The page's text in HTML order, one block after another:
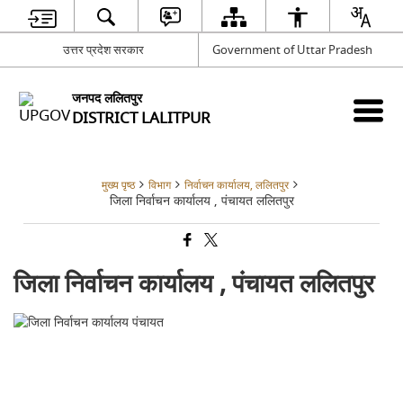
उत्तर प्रदेश सरकार Government of Uttar Pradesh
जनपद ललितपुर
DISTRICT LALITPUR
मुख्य पृष्ठ विभाग निर्वाचन कार्यालय, ललितपुर
जिला निर्वाचन कार्यालय , पंचायत ललितपुर
जिला निर्वाचन कार्यालय , पंचायत ललितपुर